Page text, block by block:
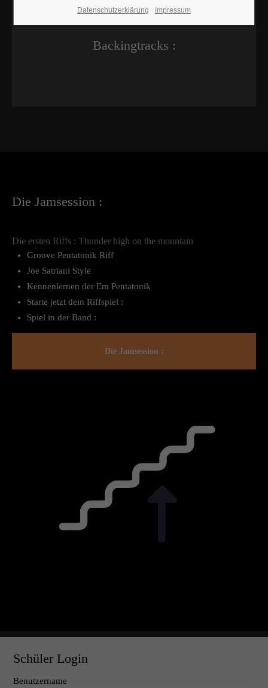
Backingtracks :
Die Jamsession :
Die ersten Riffs : Thunder high on the mountain
Groove Pentatonik Riff
Joe Satriani Style
Kennenlernen der Em Pentatonik
Starte jetzt dein Riffspiel :
Spiel in der Band :
Die Jamsession :
Schüler Login
Benutzername
Datenschutzerklärung Impressum